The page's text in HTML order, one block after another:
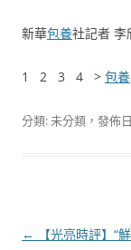
新華包養社記者 李
1 2 3 4 > 包養
分類: 未分類，發佈
文
←
【光亮時評】“